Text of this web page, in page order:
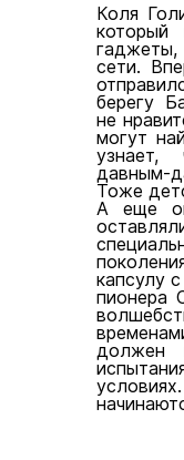
Коля
который
гаджеты,
сети.
берегу
не
могут
давным-
Тоже
А еще
капсулу
пионера
должен